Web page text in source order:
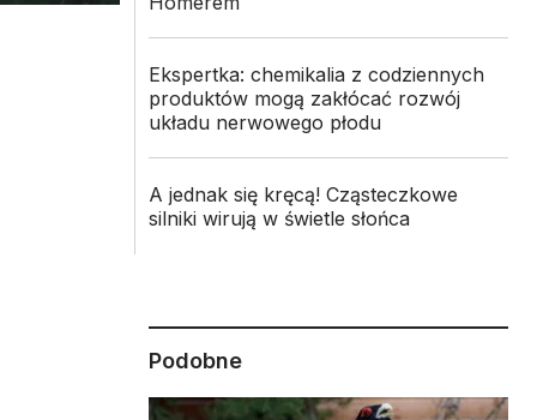
Ekspertka: chemikalia z codziennych
produktów mogą zakłócać rozwój
układu nerwowego płodu
A jednak się kręcą! Cząsteczkowe
silniki wirują w świetle słońca
Podobne